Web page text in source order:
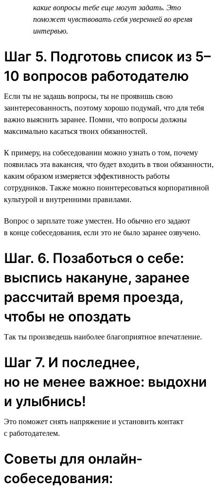
какие вопросы тебе еще могут задать. Это
поможет чувствовать себя уверенней во время
интервью.
Шаг 5. Подготовь список из 5–
10 вопросов работодателю
Если ты не задашь вопросы, ты не проявишь свою
заинтересованность, поэтому хорошо подумай, что для тебя
важно выяснить заранее. Помни, что вопросы должны
максимально касаться твоих обязанностей.
К примеру, на собеседовании можно узнать о том, почему
появилась эта вакансия, что будет входить в твои обязанности,
каким образом измеряется эффективность работы
сотрудников. Также можно поинтересоваться корпоративной
культурой и внутренними правилами.
Вопрос о зарплате тоже уместен. Но обычно его задают
в конце собеседования, если это не было заранее озвучено.
Шаг. 6. Позаботься о себе:
выспись накануне, заранее
рассчитай время проезда,
чтобы не опоздать
Так ты произведешь наиболее благоприятное впечатление.
Шаг 7. И последнее,
но не менее важное: выдохни
и улыбнись!
Это поможет снять напряжение и установить контакт
с работодателем.
Советы для онлайн-
собеседования: